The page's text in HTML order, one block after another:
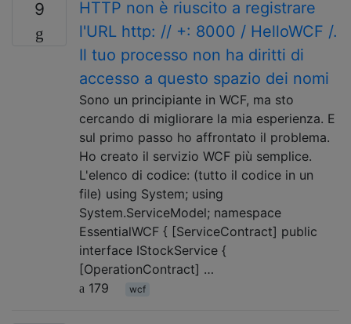
9
HTTP non è riuscito a registrare
l'URL http: // +: 8000 / HelloWCF /.
Il tuo processo non ha diritti di
accesso a questo spazio dei nomi
Sono un principiante in WCF, ma sto
cercando di migliorare la mia esperienza. E
sul primo passo ho affrontato il problema.
Ho creato il servizio WCF più semplice.
L'elenco di codice: (tutto il codice in un
file) using System; using
System.ServiceModel; namespace
EssentialWCF { [ServiceContract] public
interface IStockService {
[OperationContract] …
179
wcf